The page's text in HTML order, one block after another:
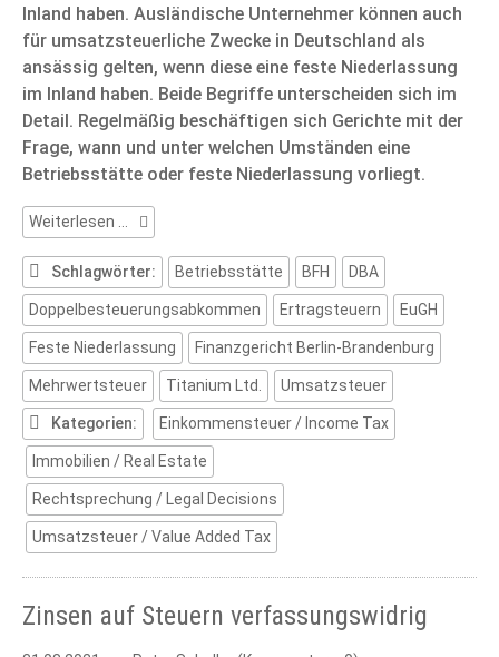
Inland haben. Ausländische Unternehmer können auch
für umsatzsteuerliche Zwecke in Deutschland als
ansässig gelten, wenn diese eine feste Niederlassung
im Inland haben. Beide Begriffe unterscheiden sich im
Detail. Regelmäßig beschäftigen sich Gerichte mit der
Frage, wann und unter welchen Umständen eine
Betriebsstätte oder feste Niederlassung vorliegt.
Weiterlesen …
Inländisches
Grundstück
als
Betriebsstätte
bzw.
feste
Niederlassung
Schlagwörter: Betriebsstätte BFH DBA
Doppelbesteuerungsabkommen Ertragsteuern EuGH
Feste Niederlassung Finanzgericht Berlin-Brandenburg
Mehrwertsteuer Titanium Ltd. Umsatzsteuer
Kategorien: Einkommensteuer / Income Tax
Immobilien / Real Estate
Rechtsprechung / Legal Decisions
Umsatzsteuer / Value Added Tax
Zinsen auf Steuern verfassungswidrig